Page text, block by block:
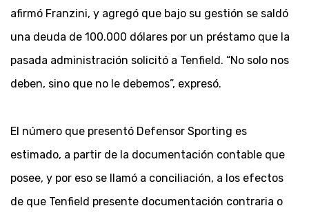
afirmó Franzini, y agregó que bajo su gestión se saldó
una deuda de 100.000 dólares por un préstamo que la
pasada administración solicitó a Tenfield. “No solo nos
deben, sino que no le debemos”, expresó.
El número que presentó Defensor Sporting es
estimado, a partir de la documentación contable que
posee, y por eso se llamó a conciliación, a los efectos
de que Tenfield presente documentación contraria o